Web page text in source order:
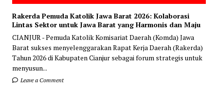
Rakerda Pemuda Katolik Jawa Barat 2026: Kolaborasi
Lintas Sektor untuk Jawa Barat yang Harmonis dan Maju
CIANJUR - Pemuda Katolik Komisariat Daerah (Komda) Jawa
Barat sukses menyelenggarakan Rapat Kerja Daerah (Rakerda)
Tahun 2026 di Kabupaten Cianjur sebagai forum strategis untuk
menyusun...
Leave a Comment